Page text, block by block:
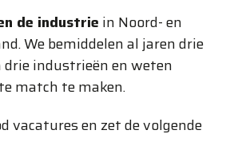
de industrie in Noord- en
We bemiddelen al jaren drie
industrieën en weten
match te maken.
vacatures en zet de volgende